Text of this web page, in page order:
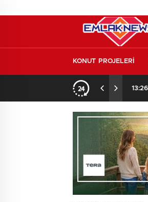
KONUT PROJELERİ
13:26